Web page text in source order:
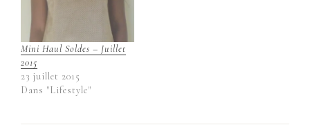
Mini Haul Soldes – Juillet
2015
23 juillet 2015
Dans "Lifestyle"